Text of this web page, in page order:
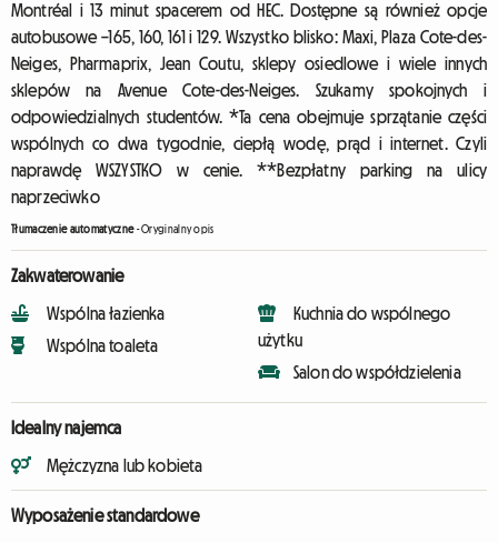
Montréal i 13 minut spacerem od HEC. Dostępne są również opcje
autobusowe –165, 160, 161 i 129. Wszystko blisko: Maxi, Plaza Cote-des-
Neiges, Pharmaprix, Jean Coutu, sklepy osiedlowe i wiele innych
sklepów na Avenue Cote-des-Neiges. Szukamy spokojnych i
odpowiedzialnych studentów. *Ta cena obejmuje sprzątanie części
wspólnych co dwa tygodnie, ciepłą wodę, prąd i internet. Czyli
naprawdę WSZYSTKO w cenie. **Bezpłatny parking na ulicy
naprzeciwko
Tłumaczenie automatyczne-Oryginalny opis
Zakwaterowanie
Wspólna łazienka
Wspólna toaleta
Kuchnia do wspólnego
użytku
Salon do współdzielenia
Idealny najemca
Mężczyzna lub kobieta
Wyposażenie standardowe